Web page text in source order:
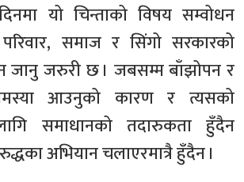
यो चिन्ताको विषय सम्वोधन
परिवार, समाज र सिंगो सरकारको
जानु जरुरी छ । जबसम्म बाँझोपन र
आउनुको कारण र त्यसको
समाधानको तदारुकता हुँदैन
अभियान चलाएरमात्रै हुँदैन ।